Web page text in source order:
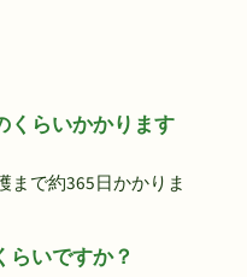
くらいかかります
まで約365日かかりま
いですか？